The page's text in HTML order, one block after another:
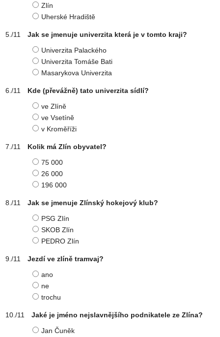
Zlín
Uherské Hradiště
Jak se jmenuje univerzita která je v tomto kraji?
Univerzita Palackého
Univerzita Tomáše Bati
Masarykova Univerzita
Kde (převážně) tato univerzita sídlí?
ve Zlíně
ve Vsetíně
v Kroměříži
Kolik má Zlín obyvatel?
75 000
26 000
196 000
Jak se jmenuje Zlínský hokejový klub?
PSG Zlín
SKOB Zlín
PEDRO Zlín
Jezdí ve zlíně tramvaj?
ano
ne
trochu
Jaké je jméno nejslavnějšího podnikatele ze Zlína?
Jan Čuněk